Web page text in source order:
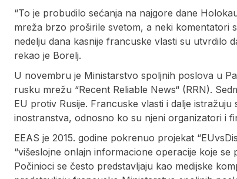
“To je probudilo sećanja na najgore dane
mreža brzo proširile svetom, a neki komentatori
nedelju dana kasnije francuske vlasti su utvrdilo
rekao je Borelj.
U novembru je Ministarstvo spoljnih poslova u
rusku mrežu “Recent Reliable News“ (RRN).
EU protiv Rusije. Francuske vlasti i dalje
inostranstva, odnosno ko su njeni organizatori i
EEAS je 2015. godine pokrenuo projekat
“višeslojne onlajn informacione operacije koje se
Počinioci se često predstavljaju kao medijske